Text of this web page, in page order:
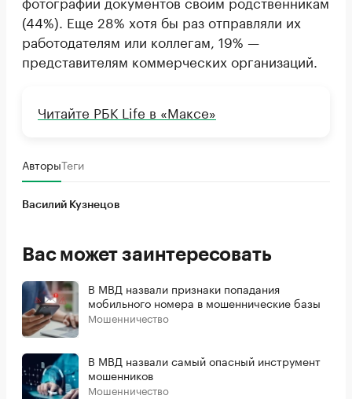
(44%). Еще 28% хотя бы раз отправляли их
работодателям или коллегам, 19% —
представителям коммерческих организаций.
Читайте РБК Life в «Максе»
АвторыТеги
Василий Кузнецов
Вас может заинтересовать
В МВД назвали признаки попадания
мобильного номера в мошеннические базы
Мошенничество
В МВД назвали самый опасный инструмент
мошенников
Мошенничество